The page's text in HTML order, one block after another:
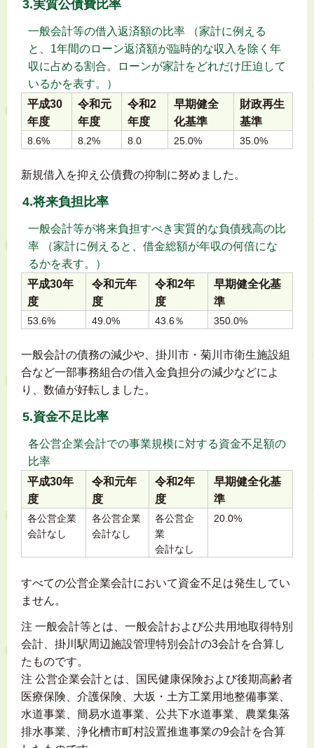
3.実質公債費比率
一般会計等の借入返済額の比率 （家計に例える
と、1年間のローン返済額が臨時的な収入を除く年
収に占める割合。ローンが家計をどれだけ圧迫して
いるかを表す。）
平成30
年度
令和元
年度
令和2
年度
早期健全
化基準
財政再生
基準
8.6% 8.2% 8.0 25.0% 35.0%
新規借入を抑え公債費の抑制に努めました。
4.将来負担比率
一般会計等が将来負担すべき実質的な負債残高の比
率 （家計に例えると、借金総額が年収の何倍にな
るかを表す。）
平成30年
度
令和元年
度
令和2年
度
早期健全化基
準
53.6% 49.0% 43.6％ 350.0%
一般会計の債務の減少や、掛川市・菊川市衛生施設組
合など一部事務組合の借入金負担分の減少などによ
り、数値が好転しました。
5.資金不足比率
各公営企業会計での事業規模に対する資金不足額の
比率
平成30年
度
令和元年
度
令和2年
度
早期健全化基
準
各公営企業
会計なし
各公営企業
会計なし
各公営企
業
会計なし
20.0%
すべての公営企業会計において資金不足は発生してい
ません。
注 一般会計等とは、一般会計および公共用地取得特別
会計、掛川駅周辺施設管理特別会計の3会計を合算し
たものです。
注 公営企業会計とは、国民健康保険および後期高齢者
医療保険、介護保険、大坂・土方工業用地整備事業、
水道事業、簡易水道事業、公共下水道事業、農業集落
排水事業、浄化槽市町村設置推進事業の9会計を合算